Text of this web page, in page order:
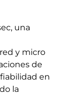
una
y micro
de
en
la